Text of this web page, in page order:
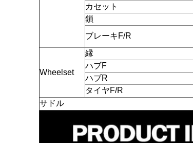
カセット
鎖
ブレーキF/R
Wheelset
縁
ハブF
ハブR
タイヤF/R
サドル